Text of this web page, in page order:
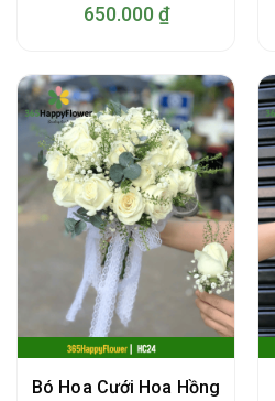
650.000 ₫
Bó Hoa Cưới Hoa Hồng